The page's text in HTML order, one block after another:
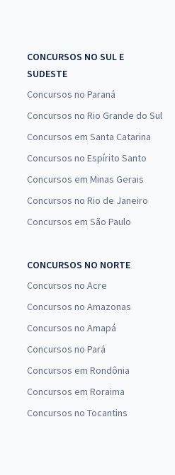
CONCURSOS NO SUL E
SUDESTE
Concursos no Paraná
Concursos no Rio Grande do Sul
Concursos em Santa Catarina
Concursos no Espírito Santo
Concursos em Minas Gerais
Concursos no Rio de Janeiro
Concursos em São Paulo
CONCURSOS NO NORTE
Concursos no Acre
Concursos no Amazonas
Concursos no Amapá
Concursos no Pará
Concursos em Rondônia
Concursos em Roraima
Concursos no Tocantins